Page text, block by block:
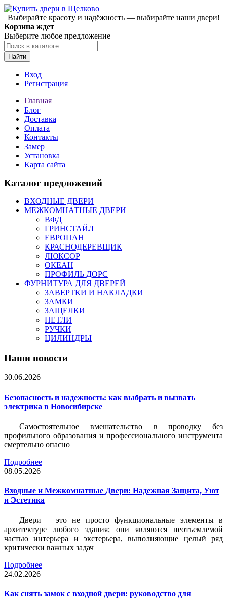
Выбирайте красоту и надёжность — выбирайте наши двери!
Корзина ждет
Выберите любое предложение
Найти
Вход
Регистрация
Главная
Блог
Доставка
Оплата
Контакты
Замер
Установка
Карта сайта
Каталог предложений
ВХОДНЫЕ ДВЕРИ
МЕЖКОМНАТНЫЕ ДВЕРИ
ВФД
ГРИНСТАЙЛ
ЕВРОПАН
КРАСНОДЕРЕВЩИК
ЛЮКСОР
ОКЕАН
ПРОФИЛЬ ДОРС
ФУРНИТУРА ДЛЯ ДВЕРЕЙ
ЗАВЕРТКИ И НАКЛАДКИ
ЗАМКИ
ЗАЩЕЛКИ
ПЕТЛИ
РУЧКИ
ЦИЛИНДРЫ
Наши новости
30.06.2026
Безопасность и надежность: как выбрать и вызвать
электрика в Новосибирске
Самостоятельное вмешательство в проводку без
профильного образования и профессионального инструмента
смертельно опасно
Подробнее
08.05.2026
Входные и Межкомнатные Двери: Надежная Защита, Уют
и Эстетика
Двери – это не просто функциональные элементы в
архитектуре любого здания; они являются неотъемлемой
частью интерьера и экстерьера, выполняющие целый ряд
критически важных задач
Подробнее
24.02.2026
Как снять замок с входной двери: руководство для